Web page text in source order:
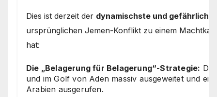
Dies ist derzeit der dynamischste und
ursprünglichen Jemen-Konflikt zu einem
hat:
Die „Belagerung für Belagerung“-Strategie:
und im Golf von Aden massiv ausgeweitet und
Arabien ausgerufen.